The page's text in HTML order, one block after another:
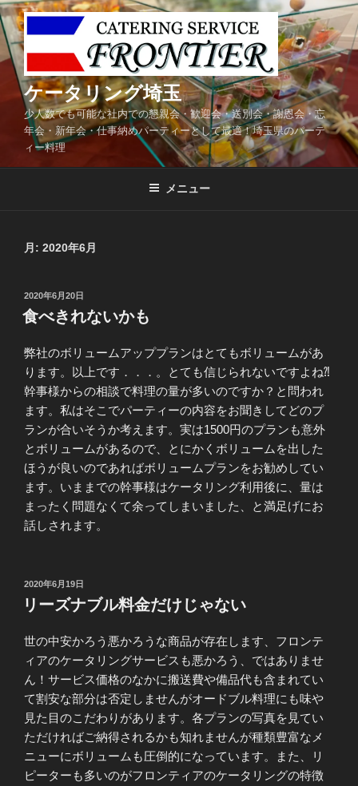
コ
ン
テ
ン
へ
ケータリング埼玉
少人数でも可能な社内での懇親会・歓迎会・送別会・謝恩会・忘
年会・新年会・仕事納めパーティーとして最適！埼玉県のパーテ
ィー料理
メニュー
月: 2020年6月
投
稿
日:
2020年6月20日
食べきれないかも
弊社のボリュームアッププランはとてもボリュームがあ
ります。以上です．．．。とても信じられないですよね⁈
幹事様からの相談で料理の量が多いのですか？と問われ
ます。私はそこでパーティーの内容をお聞きしてどのプ
ランが合いそうか考えます。実は1500円のプランも意外
とボリュームがあるので、とにかくボリュームを出した
ほうが良いのであればボリュームプランをお勧めしてい
ます。いままでの幹事様はケータリング利用後に、量は
まったく問題なくて余ってしまいました、と満足げにお
話しされます。
投
稿
日:
2020年6月19日
リーズナブル料金だけじゃない
世の中安かろう悪かろうな商品が存在します、フロンテ
ィアのケータリングサービスも悪かろう、ではありませ
ん！サービス価格のなかに搬送費や備品代も含まれてい
て割安な部分は否定しませんがオードブル料理にも味や
見た目のこだわりがあります。各プランの写真を見てい
ただければご納得されるかも知れませんが種類豊富なメ
ニューにボリュームも圧倒的になっています。また、リ
ピーターも多いのがフロンティアのケータリングの特徴